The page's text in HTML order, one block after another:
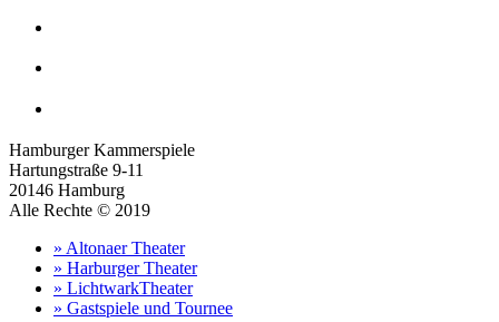
Hamburger Kammerspiele
Hartungstraße 9-11
20146 Hamburg
Alle Rechte © 2019
» Altonaer Theater
» Harburger Theater
» LichtwarkTheater
» Gastspiele und Tournee